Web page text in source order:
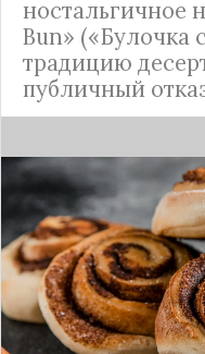
ностальгичное
Bun» («Булочка
традицию
публичный
Стало известно
следующей крупной
сообщают
ожидается в 2026
названием
корицей»).
Это решение
Google называть